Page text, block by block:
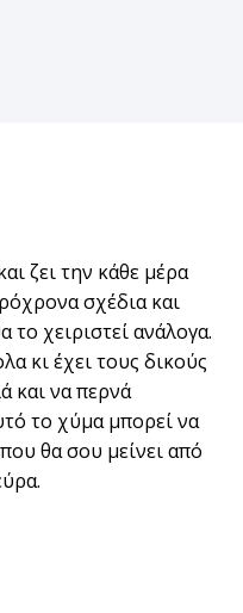
ζει την κάθε μέρα
σχέδια και
το χειριστεί ανάλογα.
κι έχει τους δικούς
και να περνά
το χύμα μπορεί να
θα σου μείνει από